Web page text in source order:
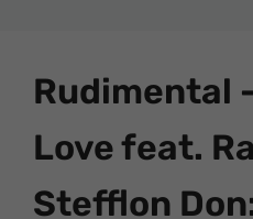
Rudimental
Love feat.
Stefflon